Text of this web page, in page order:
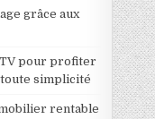
grâce aux
pour profiter
simplicité
rentable